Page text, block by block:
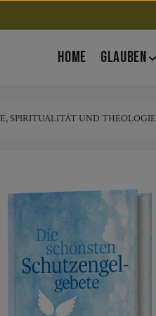
HOME GLAUBEN
SPIRITUALITÄT UND THEOLOGIE